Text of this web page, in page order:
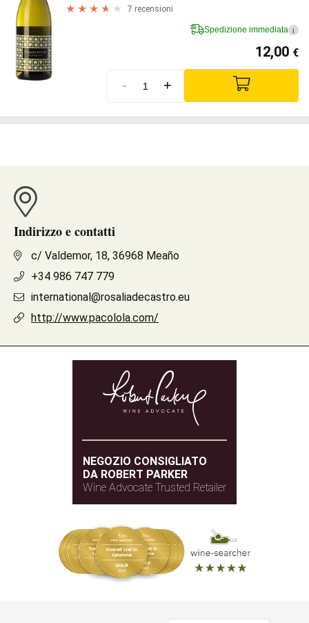
7 recensioni
Spedizione immediata i
12,00 €
- +
Indirizzo e contatti
c/ Valdemor, 18, 36968 Meaño
+34 986 747 779
international@rosaliadecastro.eu
http://www.pacolola.com/
NEGOZIO CONSIGLIATO
DA ROBERT PARKER
Wine Advocate Trusted Retailer